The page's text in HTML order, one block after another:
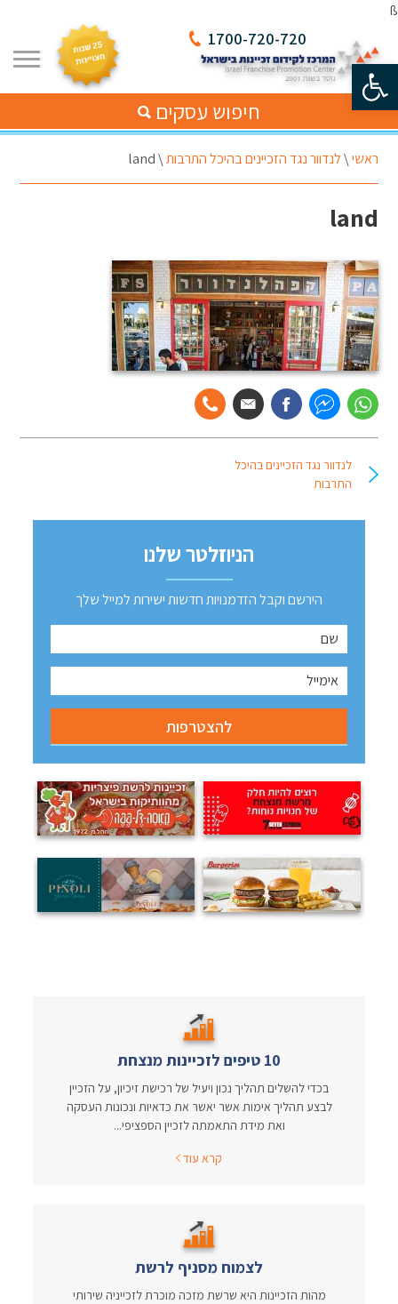
פתח סרגל נגישות
ß
1700-720-720
חיפוש עסקים
ראשי\לנדוור נגד הזכיינים בהיכל התרבות\
land
land
לנדוור נגד הזכיינים בהיכל
התרבות
הניוזלטר שלנו
הירשם וקבל הזדמנויות חדשות ישירות למייל שלך
10 טיפים לזכיינות מנצחת
בכדי להשלים תהליך נכון ויעיל של רכישת זיכיון, על הזכיין
לבצע תהליך אימות אשר יאשר את כדאיות ונכונות העסקה
ואת מידת התאמתה לזכיין הספציפי...
קרא עוד
לצמוח מסניף לרשת
מהות הזכיינות היא שרשת מזכה מוכרת לזכייניה שירותי